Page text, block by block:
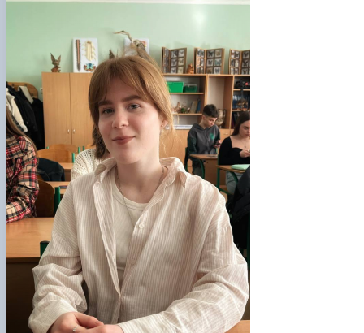
Фотогалерея